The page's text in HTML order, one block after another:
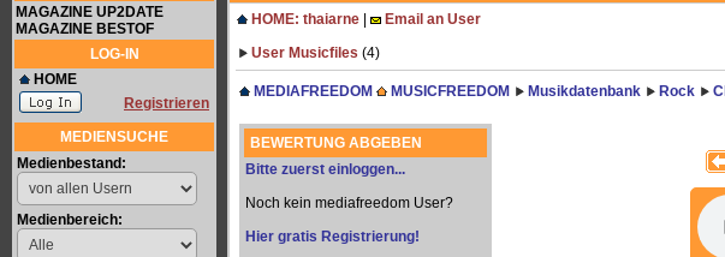
MAGAZINE UP2DATE
MAGAZINE BESTOF
LOG-IN
HOME
Registrieren
MEDIENSUCHE
Medienbestand:
Medienbereich:
HOME: thaiarne
Email an User
User Musicfiles (4)
MEDIAFREEDOM MUSICFREEDOM Musikdatenbank Rock
BEWERTUNG ABGEBEN
Bitte zuerst einloggen...
Noch kein mediafreedom User?
Hier gratis Registrierung!